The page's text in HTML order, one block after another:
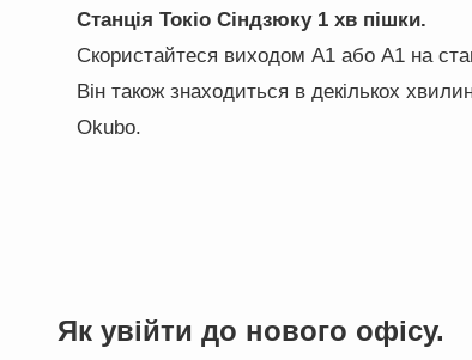
Станція Токіо Сіндзюку 1 хв пішки.
Скористайтеся виходом A1 або A1 на
Він також знаходиться в декількох
Okubo.
Як увійти до нового офісу.